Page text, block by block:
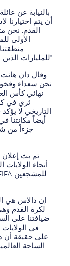
القدم. نحن
الأولى
للمليارات الذين سيشاهدون المباريات من منازلهم حول العالم".
وقال دان
ثري في
التاريخي لا
أيضاً مكانتنا
جزءاً من
تم بث
أنحاء
إن دالاس هي
لكرة القدم
ضيافتنا على
في
الساحة